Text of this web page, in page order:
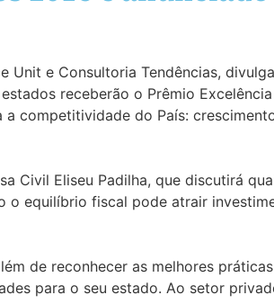
Unit e Consultoria Tendências,
receberão o Prêmio
competitividade do País:
Civil Eliseu Padilha, que discutirá
equilíbrio fiscal pode atrair
de reconhecer as melhores
para o seu estado. Ao setor